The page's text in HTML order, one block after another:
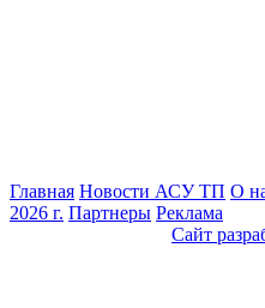
Главная Новости АСУ ТП О
2026 г. Партнеры Реклама
Сайт